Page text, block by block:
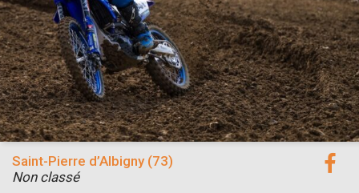
Saint-Pierre d’Albigny (73)
Non classé